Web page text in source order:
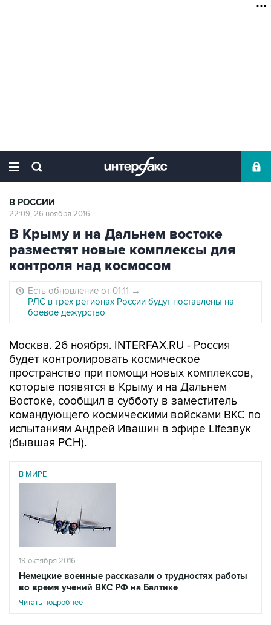
В РОССИИ
22:09, 26 ноября 2016
В Крыму и на Дальнем востоке
разместят новые комплексы для
контроля над космосом
Есть обновление от 01:11 →
РЛС в трех регионах России будут поставлены на
боевое дежурство
Москва. 26 ноября. INTERFAX.RU - Россия
будет контролировать космическое
пространство при помощи новых комплексов,
которые появятся в Крыму и на Дальнем
Востоке, сообщил в субботу в заместитель
командующего космическими войсками ВКС по
испытаниям Андрей Ивашин в эфире Lifeзвук
(бывшая РСН).
В МИРЕ
19 октября 2016
Немецкие военные рассказали о трудностях работы
во время учений ВКС РФ на Балтике
Читать подробнее